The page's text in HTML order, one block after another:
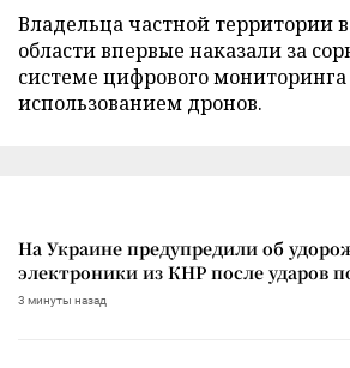
Владельца частной территории
области впервые наказали за
системе цифрового мониторинга
использованием дронов.
На Украине предупредили об
электроники из КНР после ударов
3 минуты назад